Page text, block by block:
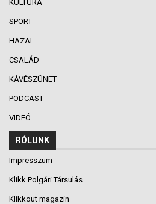
KULTÚRA
SPORT
HAZAI
CSALÁD
KÁVÉSZÜNET
PODCAST
VIDEÓ
RÓLUNK
Impresszum
Klikk Polgári Társulás
Klikkout magazin